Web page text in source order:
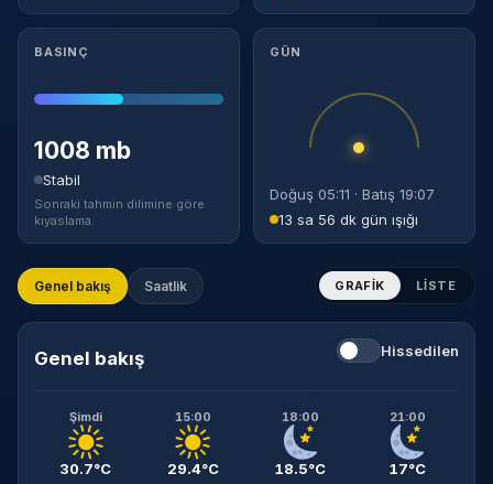
BASINÇ
1008 mb
Stabil
Sonraki tahmin dilimine göre
kıyaslama.
GÜN
Doğuş 05:11 · Batış 19:07
13 sa 56 dk gün ışığı
Genel bakış Saatlik GRAFIK LISTE
Genel bakış Hissedilen
Şimdi
30.7°C
15:00
29.4°C
18:00
18.5°C
21:00
17°C